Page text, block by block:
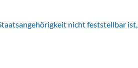
nicht feststellbar